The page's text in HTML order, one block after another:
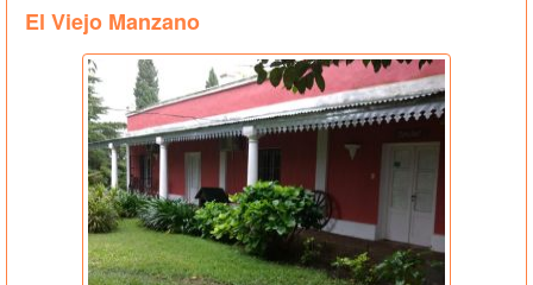
El Viejo Manzano